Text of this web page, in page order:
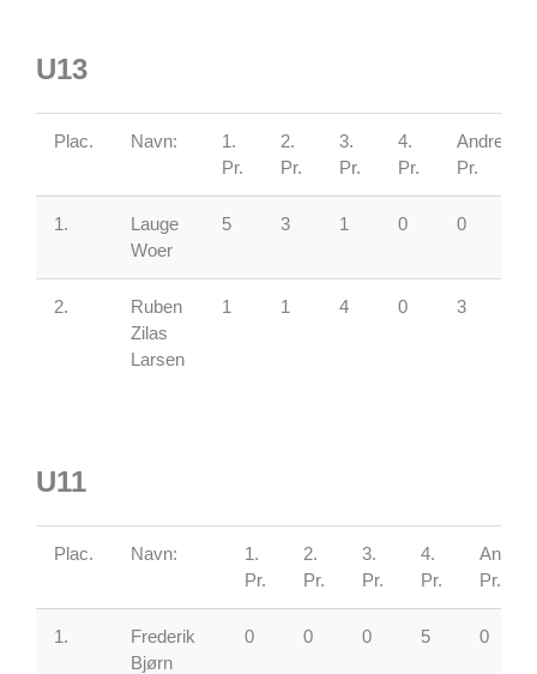
U13
Plac. Navn:
1.
Pr.
2.
Pr.
3.
Pr.
4.
Pr.
Andre
Pr.
1.
Lauge
Woer
5 3 1 0 0
2.
Ruben
Zilas
Larsen
1 1 4 0 3
U11
Plac. Navn:
1.
Pr.
2.
Pr.
3.
Pr.
4.
Pr.
Andre
Pr.
1.
Frederik
Bjørn
0 0 0 5 0